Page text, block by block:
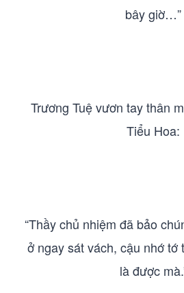
bây giờ…”
Trương Tuệ vươn tay thân
Tiểu Hoa:
“Thầy chủ nhiệm đã bảo
ở ngay sát vách, cậu nhớ tớ
là được